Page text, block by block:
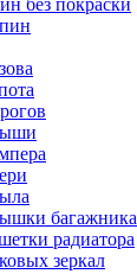
без покраски
багажника
радиатора
зеркал